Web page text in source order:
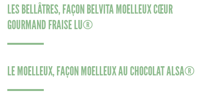
LES BELLÂTRES, FAÇON BELVITA MOELLEUX CŒUR
GOURMAND FRAISE LU®
LE MOELLEUX, FAÇON MOELLEUX AU CHOCOLAT ALSA®